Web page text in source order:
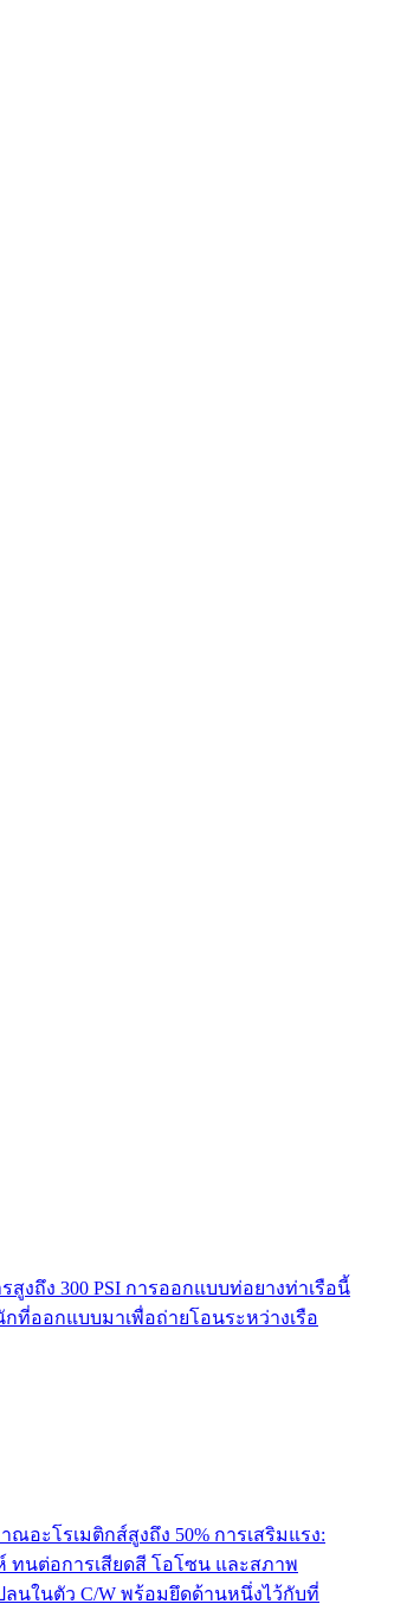
งถึง 300 PSI การออกแบบท่อยางท่าเรือนี้
ที่ออกแบบมาเพื่อถ่ายโอนระหว่างเรือ
อะโรเมติกส์สูงถึง 50% การเสริมแรง:
ทนต่อการเสียดสี โอโซน และสภาพ
ลนในตัว C/W พร้อมยึดด้านหนึ่งไว้กับที่